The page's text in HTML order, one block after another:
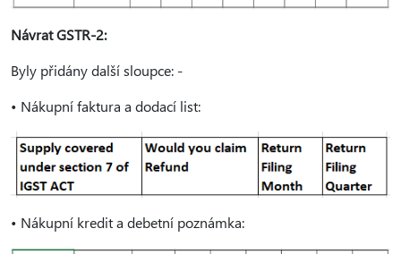
Návrat GSTR-2:
Byly přidány další sloupce: -
• Nákupní faktura a dodací list:
• Nákupní kredit a debetní poznámka: